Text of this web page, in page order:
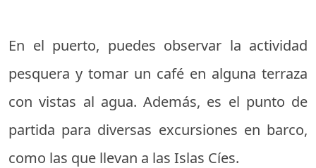
En el puerto, puedes observar la actividad
pesquera y tomar un café en alguna terraza
con vistas al agua. Además, es el punto de
partida para diversas excursiones en barco,
como las que llevan a las Islas Cíes.